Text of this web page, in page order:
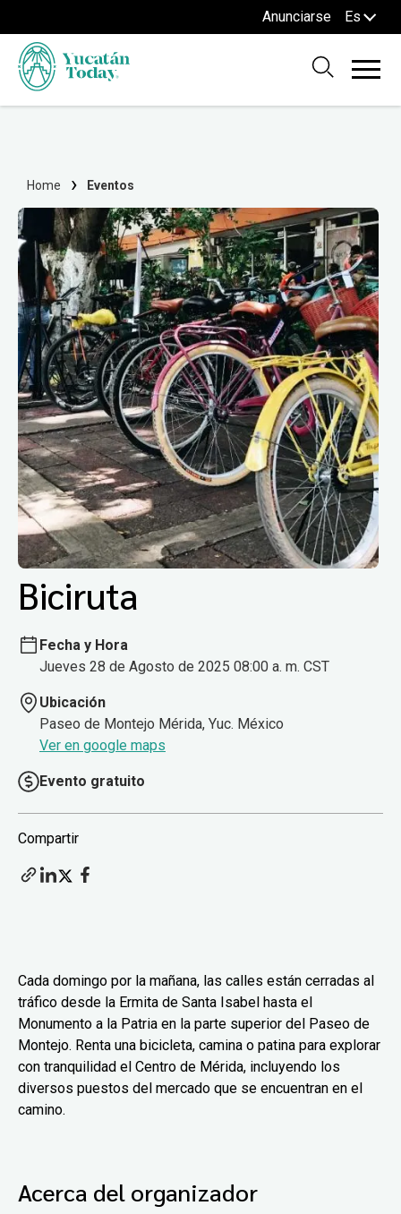
Anunciarse Es
Home Eventos
Biciruta
Fecha y Hora
Jueves 28 de Agosto de 2025 08:00 a. m. CST
Ubicación
Paseo de Montejo Mérida, Yuc. México
Ver en google maps
Evento gratuito
Compartir
Cada domingo por la mañana, las calles están cerradas al
tráfico desde la Ermita de Santa Isabel hasta el
Monumento a la Patria en la parte superior del Paseo de
Montejo. Renta una bicicleta, camina o patina para explorar
con tranquilidad el Centro de Mérida, incluyendo los
diversos puestos del mercado que se encuentran en el
camino.
Acerca del organizador